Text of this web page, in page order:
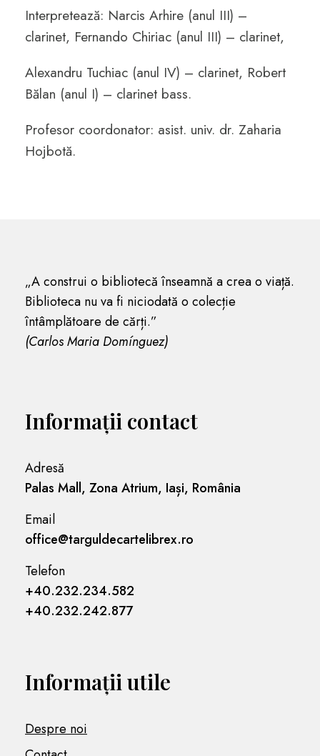
Interpretează: Narcis Arhire (anul III) –
clarinet, Fernando Chiriac (anul III) – clarinet,
Alexandru Tuchiac (anul IV) – clarinet, Robert
Bălan (anul I) – clarinet bass.
Profesor coordonator: asist. univ. dr. Zaharia
Hojbotă.
„A construi o bibliotecă înseamnă a crea o viață.
Biblioteca nu va fi niciodată o colecție
întâmplătoare de cărți.”
(Carlos Maria Domínguez)
Informații contact
Adresă
Palas Mall, Zona Atrium, Iași, România
Email
office@targuldecartelibrex.ro
Telefon
+40.232.234.582
+40.232.242.877
Informații utile
Despre noi